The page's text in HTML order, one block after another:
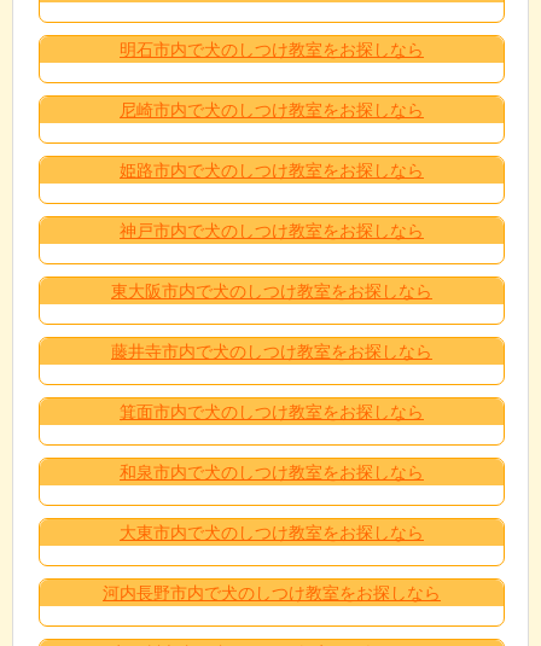
明石市内で犬のしつけ教室をお探しなら
尼崎市内で犬のしつけ教室をお探しなら
姫路市内で犬のしつけ教室をお探しなら
神戸市内で犬のしつけ教室をお探しなら
東大阪市内で犬のしつけ教室をお探しなら
藤井寺市内で犬のしつけ教室をお探しなら
箕面市内で犬のしつけ教室をお探しなら
和泉市内で犬のしつけ教室をお探しなら
大東市内で犬のしつけ教室をお探しなら
河内長野市内で犬のしつけ教室をお探しなら